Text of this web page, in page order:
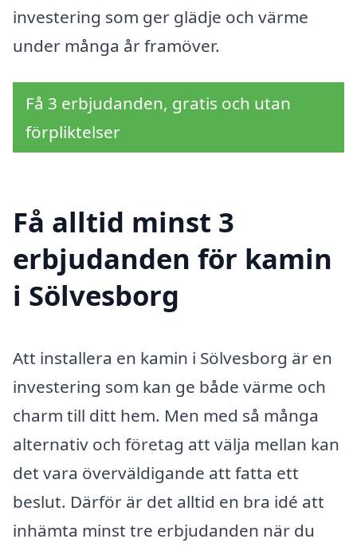
investering som ger glädje och värme
under många år framöver.
Få 3 erbjudanden, gratis och utan
förpliktelser
Få alltid minst 3
erbjudanden för kamin
i Sölvesborg
Att installera en kamin i Sölvesborg är en
investering som kan ge både värme och
charm till ditt hem. Men med så många
alternativ och företag att välja mellan kan
det vara överväldigande att fatta ett
beslut. Därför är det alltid en bra idé att
inhämta minst tre erbjudanden när du